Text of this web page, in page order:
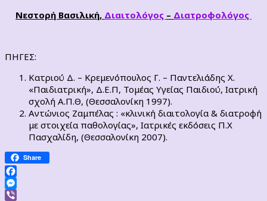
Νεστορή Βασιλική, Διαιτολόγος – Διατροφολόγος
ΠΗΓΕΣ:
Κατριού Δ. – Κρεμενόπουλος Γ. – Παντελιάδης Χ.
«Παιδιατρική», Δ.Ε.Π, Τομέας Υγείας Παιδιού, Ιατρική
σχολή Α.Π.Θ, (Θεσσαλονίκη 1997).
Αντώνιος Ζαμπέλας : «κλινική διαιτολογία & διατροφή
με στοιχεία παθολογίας», Ιατρικές εκδόσεις Π.Χ
Πασχαλίδη, (Θεσσαλονίκη 2007).
Share
Facebook
Messenger